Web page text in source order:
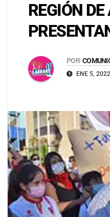
REGIÓN
POR
ENE 5, 2022